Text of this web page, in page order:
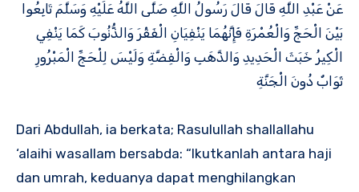
عَنْ عَبْدِ اللَّهِ قَالَ قَالَ رَسُولُ اللَّهِ صَلَّى اللَّهُ عَلَيْهِ وَسَلَّمَ تَابِعُوا
بَيْنَ الْحَجِّ وَالْعُمْرَةِ فَإِنَّهُمَا يَنْفِيَانِ الْفَقْرَ وَالذُّنُوبَ كَمَا يَنْفِي
الْكِيرُ خَبَثَ الْحَدِيدِ وَالذَّهَبِ وَالْفِضَّةِ وَلَيْسَ لِلْحَجِّ الْمَبْرُورِ
ثَوَابٌ دُونَ الْجَنَّةِ
Dari Abdullah, ia berkata; Rasulullah shallallahu
‘alaihi wasallam bersabda: “Ikutkanlah antara haji
dan umrah, keduanya dapat menghilangkan